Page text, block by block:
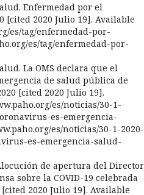
Enfermedad por el
[cited 2020 Julio 19]. Available
es/tag/enfermedad-por-
es/tag/enfermedad-por-
La OMS declara que el
de salud pública de
[cited 2020 Julio 19].
es/noticias/30-1-
es-emergencia-
es/noticias/30-1-2020-
es-emergencia-salud-
de apertura del Director
sobre la COVID-19 celebrada
2020 Julio 19]. Available